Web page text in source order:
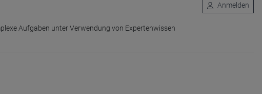
Aufgaben unter Verwendung von Expertenwissen
Anmelden